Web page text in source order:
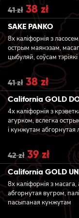
41zł Original
price
was:
41 zł.
38zł
price
is:
38 zł.
SAKE PANKO
8x каліфорнія з
острым маянэзам,
цыбуляй, соўсам
паніраваная ў
41zł Original
price
was:
41 zł.
38zł
price
is:
38 zł.
California GOLD
4х каліфорнія з
агурком, вслегка
і кунжутам абгорнутая
каліфорнія з крэветкай
агурком, вслегка
тэріякі і кунжутам
42zł Original
price
was:
42 zł.
39zł
price
is:
39 zł.
California GOLD
8x каліфорнія з
абгорнутая вугром,
пасыпаная кунжутам